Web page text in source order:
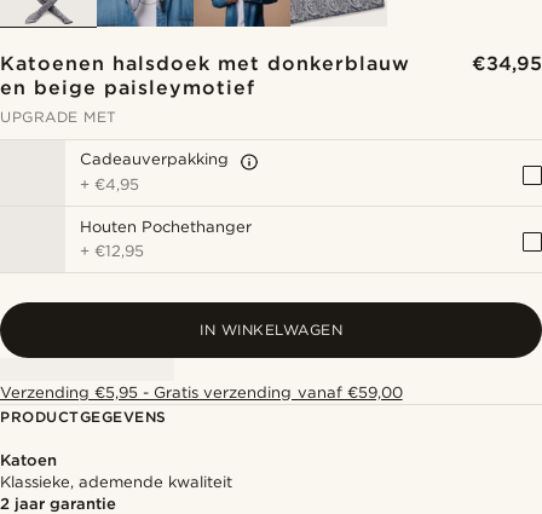
Katoenen halsdoek met donkerblauw
en beige paisleymotief
€34,95
UPGRADE MET
Cadeauverpakking
+€4,95
Houten Pochethanger
+€12,95
IN WINKELWAGEN
Verzending €5,95 - Gratis verzending vanaf €59,00
PRODUCTGEGEVENS
Katoen
Klassieke, ademende kwaliteit
2 jaar garantie